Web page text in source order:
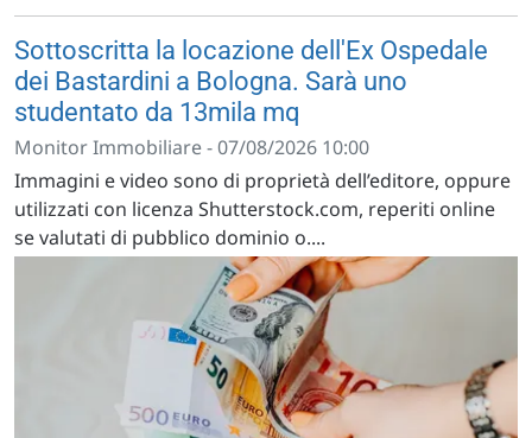
Sottoscritta la locazione dell'Ex Ospedale
dei Bastardini a Bologna. Sarà uno
studentato da 13mila mq
Monitor Immobiliare - 07/08/2026 10:00
Immagini e video sono di proprietà dell’editore, oppure
utilizzati con licenza Shutterstock.com, reperiti online
se valutati di pubblico dominio o....